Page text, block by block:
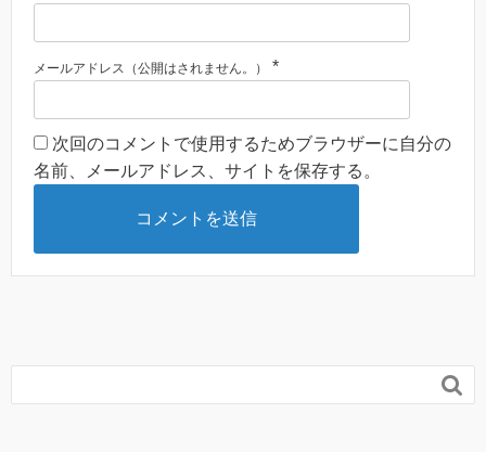
メールアドレス（公開はされません。） *
次回のコメントで使用するためブラウザーに自分の
名前、メールアドレス、サイトを保存する。
